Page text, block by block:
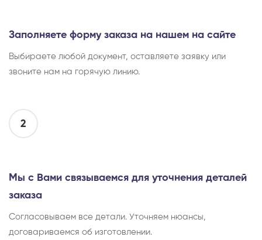
Заполняете форму заказа на нашем на сайте
Выбираете любой документ, оставляете заявку или
звоните нам на горячую линию.
2
Мы с Вами связываемся для уточнения деталей
заказа
Согласовываем все детали. Уточняем нюансы,
договариваемся об изготовлении.